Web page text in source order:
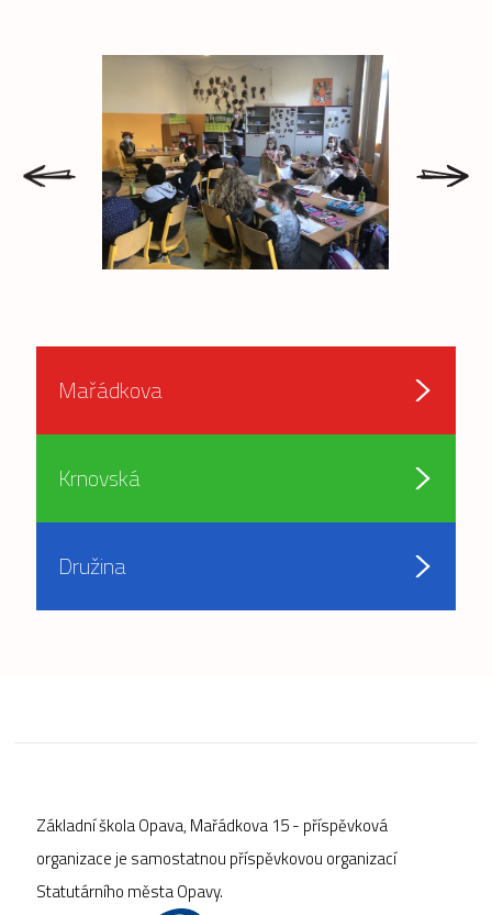
Mařádkova
Krnovská
Družina
Základní škola Opava, Mařádkova 15 - příspěvková
organizace je samostatnou příspěvkovou organizací
Statutárního města Opavy.